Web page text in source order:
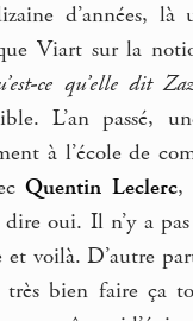
d’années, là
Viart sur la
ce qu’elle dit
L’an passé,
à l’école de
Quentin Leclerc,
dire oui. Il n’y a
et voilà. D’autre
bien faire ça